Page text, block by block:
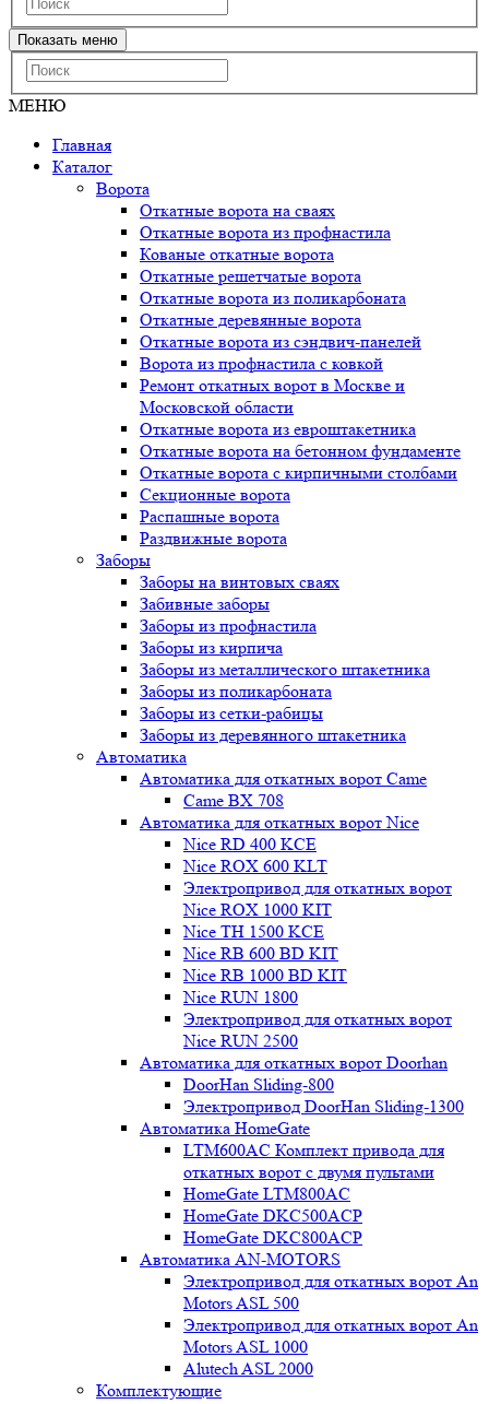
Показать меню
МЕНЮ
Главная
Каталог
Ворота
Откатные ворота на сваях
Откатные ворота из профнастила
Кованые откатные ворота
Откатные решетчатые ворота
Откатные ворота из поликарбоната
Откатные деревянные ворота
Откатные ворота из сэндвич-панелей
Ворота из профнастила с ковкой
Ремонт откатных ворот в Москве и
Московской области
Откатные ворота из евроштакетника
Откатные ворота на бетонном фундаменте
Откатные ворота с кирпичными столбами
Секционные ворота
Распашные ворота
Раздвижные ворота
Заборы
Заборы на винтовых сваях
Забивные заборы
Заборы из профнастила
Заборы из кирпича
Заборы из металлического штакетника
Заборы из поликарбоната
Заборы из сетки-рабицы
Заборы из деревянного штакетника
Автоматика
Автоматика для откатных ворот Came
Came BX 708
Автоматика для откатных ворот Nice
Nice RD 400 KCE
Nice ROX 600 KLT
Электропривод для откатных ворот
Nice ROX 1000 KIT
Nice TH 1500 KCE
Nice RB 600 BD KIT
Nice RB 1000 BD KIT
Nice RUN 1800
Электропривод для откатных ворот
Nice RUN 2500
Автоматика для откатных ворот Doorhan
DoorHan Sliding-800
Электропривод DoorHan Sliding-1300
Автоматика HomeGate
LTM600AC Комплект привода для
откатных ворот с двумя пультами
HomeGate LTM800AC
HomeGate DKC500ACP
HomeGate DKC800ACP
Автоматика AN-MOTORS
Электропривод для откатных ворот An
Motors ASL 500
Электропривод для откатных ворот An
Motors ASL 1000
Alutech ASL 2000
Комплектующие